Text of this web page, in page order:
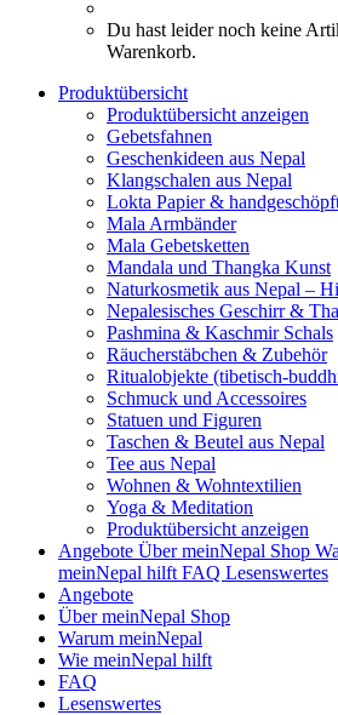
Du hast leider noch keine
Warenkorb.
Produktübersicht
Produktübersicht anzeigen
Gebetsfahnen
Geschenkideen aus Nepal
Klangschalen aus Nepal
Lokta Papier &
Mala Armbänder
Mala Gebetsketten
Mandala und Thangka Kunst
Naturkosmetik aus Nepal –
Nepalesisches Geschirr &
Pashmina & Kaschmir Schals
Räucherstäbchen & Zubehör
Ritualobjekte (tibetisch-
Schmuck und Accessoires
Statuen und Figuren
Taschen & Beutel aus Nepal
Tee aus Nepal
Wohnen & Wohntextilien
Yoga & Meditation
Produktübersicht anzeigen
Angebote Über meinNepal Shop
meinNepal hilft FAQ Lesenswertes
Angebote
Über meinNepal Shop
Warum meinNepal
Wie meinNepal hilft
FAQ
Lesenswertes